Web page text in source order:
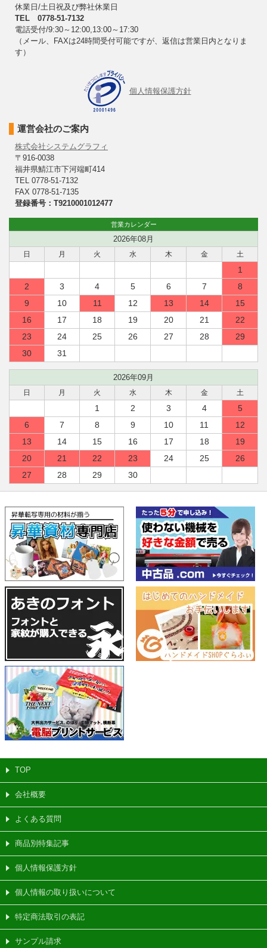
休業日/土日祝及び弊社休業日
TEL 0778-51-7132
電話受付/9:30～12:00,13:00～17:30
（メール、FAXは24時間受付可能ですが、返信は営業日内となりま
す）
個人情報保護方針
運営会社のご案内
株式会社システムグラフィ
〒916-0038
福井県鯖江市下河端町414
TEL 0778-51-7132
FAX 0778-51-7135
登録番号：T9210001012477
営業カレンダー
2026年08月
日 月 火 水 木 金 土
1
2
3 4 5 6 7
8
9
10 11 12 13 14
15
16
17 18 19 20 21
22
23
24 25 26 27 28
29
30
31
2026年09月
日 月 火 水 木 金 土
1 2 3 4
5
6
7 8 9 10 11
12
13
14 15 16 17 18
19
20
21 22 23 24 25
26
27
28 29 30
TOP
会社概要
よくある質問
商品別特集記事
個人情報保護方針
個人情報の取り扱いについて
特定商法取引の表記
サンプル請求